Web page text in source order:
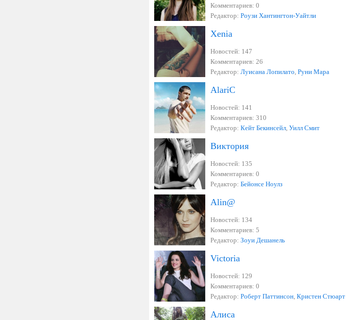
Комментариев: 0
Редактор: Роузи Хантингтон-Уайтли
Xenia
Новостей: 147
Комментариев: 26
Редактор: Луисана Лопилато, Руни Мара
AlariC
Новостей: 141
Комментариев: 310
Редактор: Кейт Бекинсейл, Уилл Смит
Виктория
Новостей: 135
Комментариев: 0
Редактор: Бейонсе Ноулз
Alin@
Новостей: 134
Комментариев: 5
Редактор: Зоуи Дешанель
Victoria
Новостей: 129
Комментариев: 0
Редактор: Роберт Паттинсон, Кристен Стюарт
Алиса